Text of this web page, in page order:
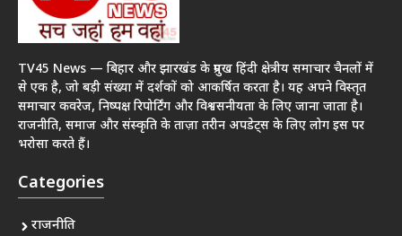
TV45 News — बिहार और झारखंड के प्रमुख हिंदी क्षेत्रीय समाचार चैनलों में
से एक है, जो बड़ी संख्या में दर्शकों को आकर्षित करता है। यह अपने विस्तृत
समाचार कवरेज, निष्पक्ष रिपोर्टिंग और विश्वसनीयता के लिए जाना जाता है।
राजनीति, समाज और संस्कृति के ताज़ा तरीन अपडेट्स के लिए लोग इस पर
भरोसा करते हैं।
Categories
राजनीति